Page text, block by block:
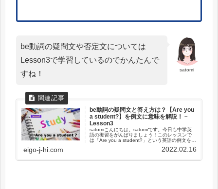
satomi
be動詞の疑問文や否定文については
Lesson3で学習しているのでかんたんで
すね！
be動詞の疑問文と答え方は？【Are you
a student?】を例文に意味を解説！－
Lesson3
satomiこんにちは。satomiです。今日も中学英
語の復習をがんばりましょう！このレッスンで
は「Are you a student?」という英語の例文を使
す。疑問文の作り方やそれに対する答え方...
eigo-j-hi.com 2022.02.16